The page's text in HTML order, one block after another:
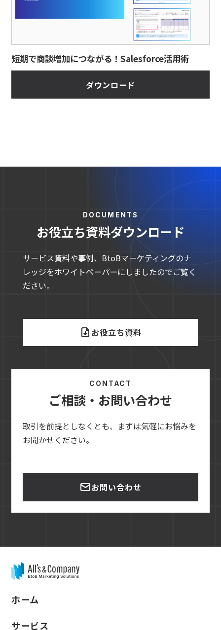
短期で商談増加につながる！Salesforce活用術
ダウンロード
DOCUMENTS
お役立ち資料ダウンロード
サービス資料や事例、BtoBマーケティングのナ
レッジをホワイトペーパーにしましたのでご覧く
ださい。
お役立ち資料
CONTACT
ご相談・お問い合わせ
取引を前提としなくとも、まずは気軽にお悩みを
お聞かせください。
お問い合わせ
ホーム
サービス